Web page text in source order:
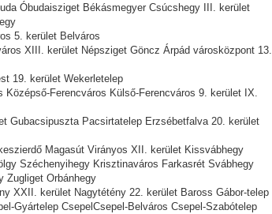
Óbudaisziget Békásmegyer Csúcshegy III. kerület
5. kerület Belváros
XIII. kerület Népsziget Göncz Árpád városközpont 13.
19. kerület Wekerletelep
Ferencváros Külső-Ferencváros 9. kerület IX.
Gubacsipuszta Pacsirtatelep Erzsébetfalva 20. kerület
Magasút Virányos XII. kerület Kissvábhegy
Széchenyihegy Krisztinaváros Farkasrét Svábhegy
Zugliget Orbánhegy
XXII. kerület Nagytétény 22. kerület Baross Gábor-telep
Gyártelep CsepelCsepel-Belváros Csepel-Szabótelep